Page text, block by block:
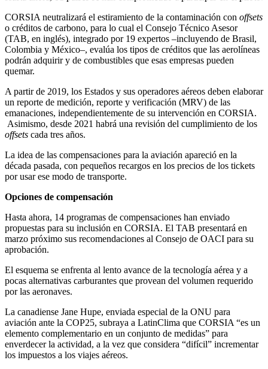
CORSIA neutralizará el estiramiento de la contaminación con offsets
o créditos de carbono, para lo cual el Consejo Técnico Asesor
(TAB, en inglés), integrado por 19 expertos –incluyendo de Brasil,
Colombia y México–, evalúa los tipos de créditos que las aerolíneas
podrán adquirir y de combustibles que esas empresas pueden
quemar.
A partir de 2019, los Estados y sus operadores aéreos deben elaborar
un reporte de medición, reporte y verificación (MRV) de las
emanaciones, independientemente de su intervención en CORSIA.
Asimismo, desde 2021 habrá una revisión del cumplimiento de los
offsets cada tres años.
La idea de las compensaciones para la aviación apareció en la
década pasada, con pequeños recargos en los precios de los tickets
por usar ese modo de transporte.
Opciones de compensación
Hasta ahora, 14 programas de compensaciones han enviado
propuestas para su inclusión en CORSIA. El TAB presentará en
marzo próximo sus recomendaciones al Consejo de OACI para su
aprobación.
El esquema se enfrenta al lento avance de la tecnología aérea y a
pocas alternativas carburantes que provean del volumen requerido
por las aeronaves.
La canadiense Jane Hupe, enviada especial de la ONU para
aviación ante la COP25, subraya a LatinClima que CORSIA “es un
elemento complementario en un conjunto de medidas” para
enverdecer la actividad, a la vez que considera “difícil” incrementar
los impuestos a los viajes aéreos.